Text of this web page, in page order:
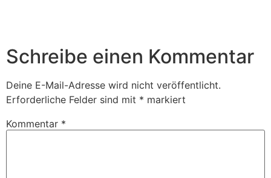
Schreibe einen Kommentar
Deine E-Mail-Adresse wird nicht veröffentlicht.
Erforderliche Felder sind mit * markiert
Kommentar *